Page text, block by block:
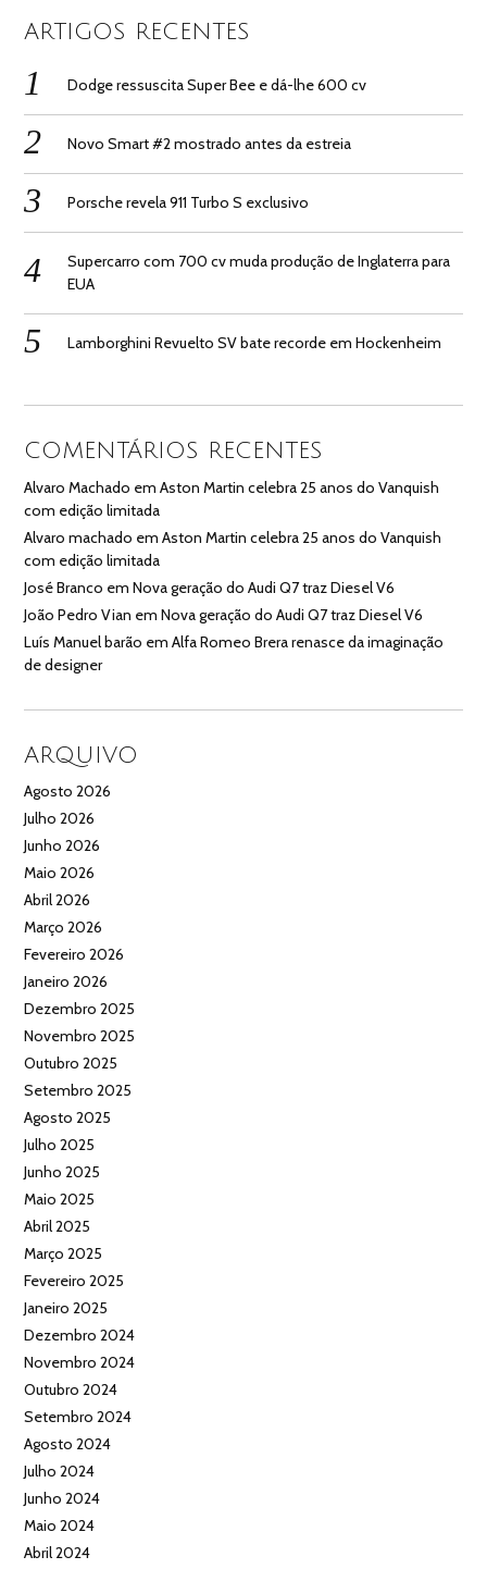
ARTIGOS RECENTES
Dodge ressuscita Super Bee e dá-lhe 600 cv
Novo Smart #2 mostrado antes da estreia
Porsche revela 911 Turbo S exclusivo
Supercarro com 700 cv muda produção de Inglaterra para
EUA
Lamborghini Revuelto SV bate recorde em Hockenheim
COMENTÁRIOS RECENTES
Alvaro Machado emAston Martin celebra 25 anos do Vanquish
com edição limitada
Alvaro machado emAston Martin celebra 25 anos do Vanquish
com edição limitada
José Branco emNova geração do Audi Q7 traz Diesel V6
João Pedro Vian emNova geração do Audi Q7 traz Diesel V6
Luís Manuel barão emAlfa Romeo Brera renasce da imaginação
de designer
ARQUIVO
Agosto 2026
Julho 2026
Junho 2026
Maio 2026
Abril 2026
Março 2026
Fevereiro 2026
Janeiro 2026
Dezembro 2025
Novembro 2025
Outubro 2025
Setembro 2025
Agosto 2025
Julho 2025
Junho 2025
Maio 2025
Abril 2025
Março 2025
Fevereiro 2025
Janeiro 2025
Dezembro 2024
Novembro 2024
Outubro 2024
Setembro 2024
Agosto 2024
Julho 2024
Junho 2024
Maio 2024
Abril 2024